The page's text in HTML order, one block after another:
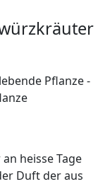
heisse Tage
Duft der aus